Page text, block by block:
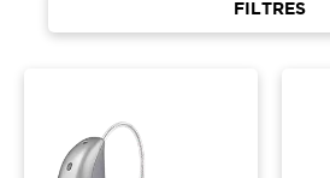
FILTRES